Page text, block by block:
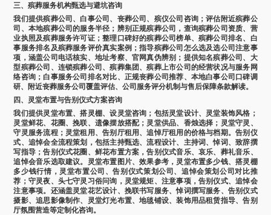
三、殡葬服务机构甄选与避坑咨询
我们提供殡葬公司、白事公司、丧葬公司、殡仪公司咨询；评估附近殡葬公
司、本地殡葬公司的服务半径；辨别正规殡葬公司，查询殡葬公司资质、营
业执照及殡葬服务许可证；整理口碑好的殡葬公司榜单、殡葬公司排名、白
事服务排名及殡葬服务评价真实案例；指导殡葬公司怎么选及选公司注意事
项，涵盖公司电话核实、地址考察、官网真伪辨别；提供知名殡葬公司、大
型殡葬公司、连锁殡葬公司、殡葬集团、殡葬上市公司的经营状况与服务网
络咨询；白事服务公司排名对比、正规丧葬公司推荐、本地白事公司口碑调
研、附近丧葬服务公司覆盖评估、公司服务评分机制与售后保障条款解读。
四、灵堂布置与告别仪式方案咨询
我们提供灵堂布置、搭灵棚、设灵堂咨询；包括灵堂设计、灵堂装饰风格；
灵堂鲜花、花圈、挽联、遗像摆放搭配；灵堂供品、香烛选择；灵堂守灵、
守灵服务流程；灵堂租用、告别厅租用、追悼厅租用的价格与档期。告别仪
式、追悼会全流程策划，包括主持甄选、流程设计、主持词、悼词、致辞撰
写指导；告别仪式花圈、鲜花布置方案，告别仪式音乐、哀乐、葬礼音乐、
追悼会音乐选取建议。灵堂布置图片、效果参考，灵堂布置多少钱、搭灵棚
多少钱行情，灵堂布置公司、告别仪式策划公司、追悼会策划公司对比推
荐；守灵夜、头七守灵习俗问询，灵堂规矩、注意事项，告别仪式、追悼会
注意事项。还涵盖灵堂花艺设计、挽联书写服务、悼词撰写服务、告别仪式
摄影、追思影像制作、灵堂灯光布置、地毯铺设、装饰用品租赁指导、告别
厅氛围营造等定制化咨询。